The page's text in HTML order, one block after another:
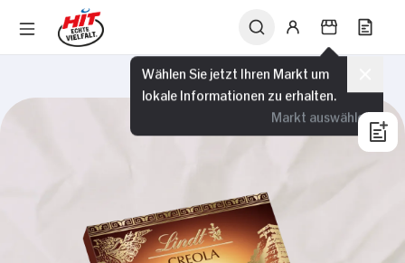
Wählen Sie jetzt Ihren Markt um
lokale Informationen zu erhalten.
Markt auswählen